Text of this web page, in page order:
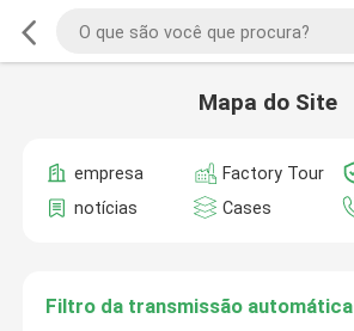
Mapa do Site
empresa Factory Tour
notícias
Cases
Filtro da transmissão automática